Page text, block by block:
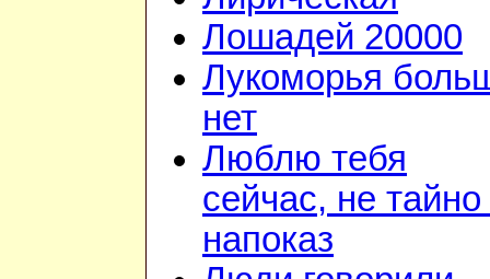
Лошадей 20000
Лукоморья
нет
Люблю тебя
сейчас, не тайно
напоказ